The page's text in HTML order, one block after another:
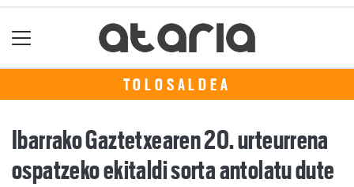
TOLOSALDEA
Ibarrako Gaztetxearen 20. urteurrena
ospatzeko ekitaldi sorta antolatu dute